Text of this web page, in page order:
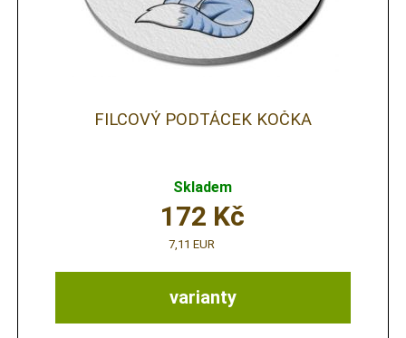
FILCOVÝ PODTÁCEK KOČKA
Skladem
varianty
172 Kč
7,11 EUR